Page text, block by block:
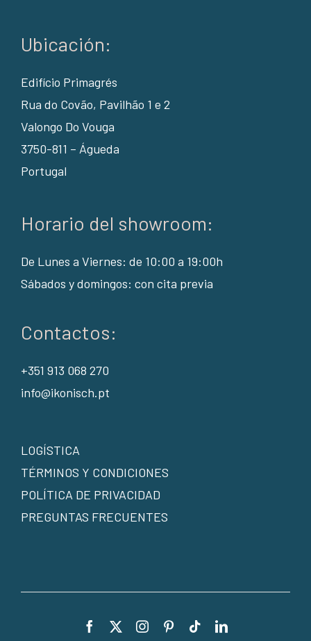
Ubicación:
Edifício Primagrés
Rua do Covão, Pavilhão 1 e 2
Valongo Do Vouga
3750-811 – Águeda
Portugal
Horario del showroom:
De Lunes a Viernes: de 10:00 a 19:00h
Sábados y domingos: con cita previa
Contactos:
+351 913 068 270
info@ikonisch.pt
LOGÍSTICA
TÉRMINOS Y CONDICIONES
POLÍTICA DE PRIVACIDAD
PREGUNTAS FRECUENTES